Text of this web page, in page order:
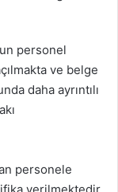
personel
ve belge
daha ayrıntılı
personele